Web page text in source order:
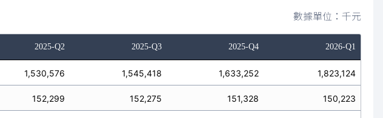
數據單位：千元
2025-Q2 2025-Q3 2025-Q4 2026-Q1
1,530,576 1,545,418 1,633,252 1,823,124
152,299 152,275 151,328 150,223